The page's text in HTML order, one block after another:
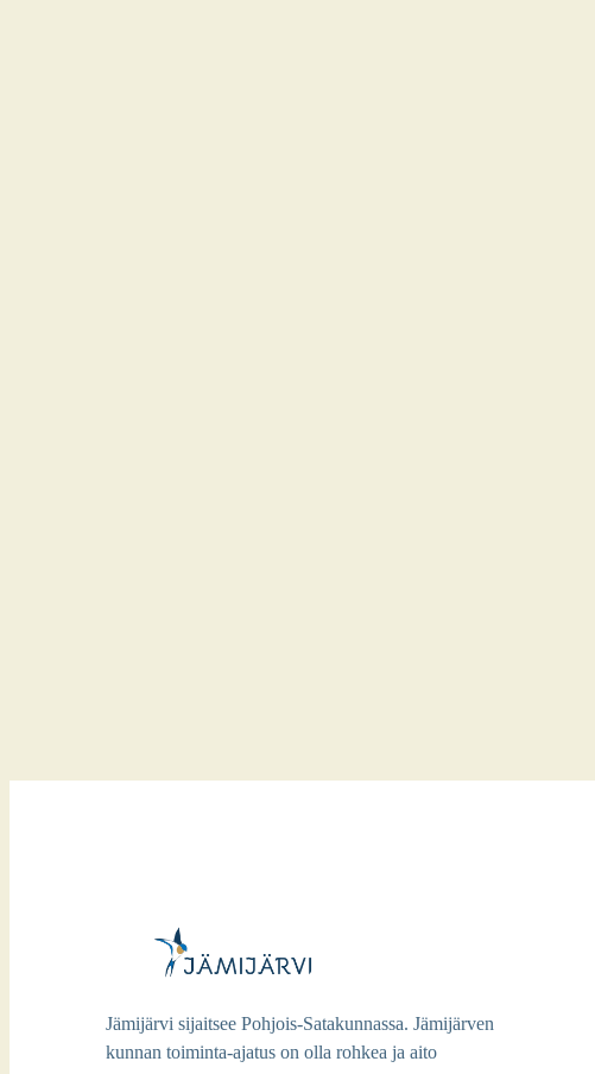
Jämijärvi sijaitsee Pohjois-Satakunnassa. Jämijärven
kunnan toiminta-ajatus on olla rohkea ja aito